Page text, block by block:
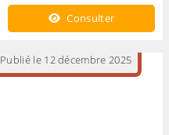
Consulter
Publié le 12 décembre 2025